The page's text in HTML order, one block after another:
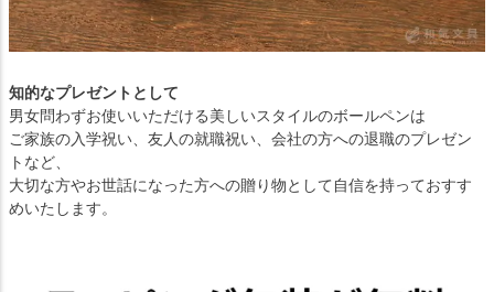
知的なプレゼントとして
男女問わずお使いいただける美しいスタイルのボールペンは
ご家族の入学祝い、友人の就職祝い、会社の方への退職のプレゼン
トなど、
大切な方やお世話になった方への贈り物として自信を持っておすす
めいたします。